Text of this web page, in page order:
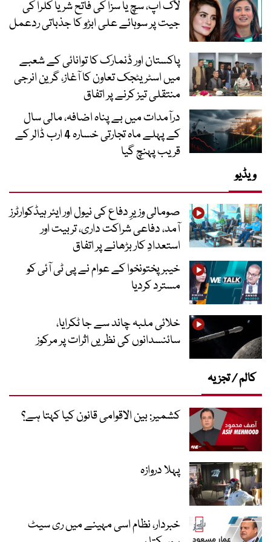
لاک اپ، سچ یا سزا کی فاتح شریا کلرا کی
جیت پر سوہائے علی ابڑو کا جذباتی ردعمل
پاکستان اور ڈنمارک کا توانائی کے شعبے
میں اسٹریٹجک تعاون کا آغاز، گرین انرجی
منتقلی تیز کرنے پر اتفاق
درآمدات میں بے پناہ اضافہ، مالی سال
کے پہلے ماہ تجارتی خسارہ 4 ارب ڈالر کے
قریب پہنچ گیا
ویڈیو
صومالی وزیرِ دفاع کی نیول اور ایئر ہیڈکوارٹرز
آمد، دفاعی شراکت داری، تربیت اور
استعدادِ کار بڑھانے پر اتفاق
خیبرپختونخوا کے عوام نے پی ٹی آئی کو
مسترد کردیا
خلائی ملبہ چاند سے جا ٹکرایا،
سائنسدانوں کی نظریں اثرات پر مرکوز
کالم / تجزیہ
کشمیر: بین الاقوامی قانون کیا کہتا ہے؟
پہلا دروازہ
خبردار، نظام اسی مہینے میں ری سیٹ